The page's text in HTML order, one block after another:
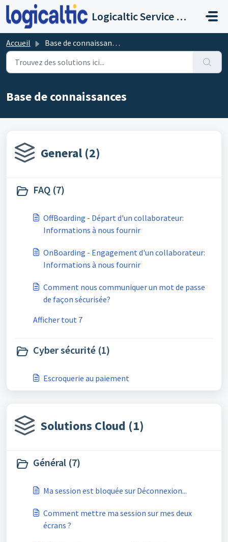
Passer au contenu principal
Logicaltic Service Desk
Accueil Base de connaissances
Base de connaissances
General (2)
FAQ (7)
OffBoarding - Départ d'un collaborateur:
Informations à nous fournir
OnBoarding - Engagement d'un collaborateur:
Informations à nous fournir
Comment nous communiquer un mot de passe
de façon sécurisée?
Afficher tout 7
Cyber sécurité (1)
Escroquerie au paiement
Solutions Cloud (1)
Général (7)
Ma session est bloquée sur Déconnexion...
Comment mettre ma session sur mes deux
écrans ?